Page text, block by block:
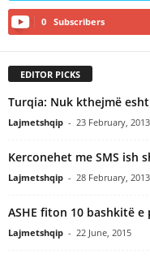
0 Subscribers
EDITOR PICKS
Turqia: Nuk kthejmë
Lajmetshqip - 23 February, 2013
Kerconehet me SMS ish
Lajmetshqip - 28 February, 2013
ASHE fiton 10 bashkitë
Lajmetshqip - 22 June, 2015